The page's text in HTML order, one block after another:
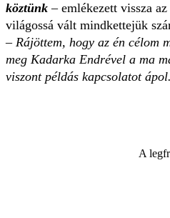
köztünk – emlékezett vissza
világossá vált mindkettejük
– Rájöttem, hogy az én célom
meg Kadarka Endrével a ma
viszont példás kapcsolatot ápol.
A